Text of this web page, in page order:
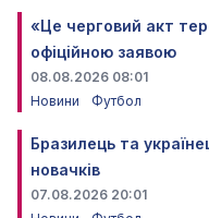
«Це черговий акт
офіційною заявою
08.08.2026 08:01
Новини
Футбол
Бразилець та
новачків
07.08.2026 20:01